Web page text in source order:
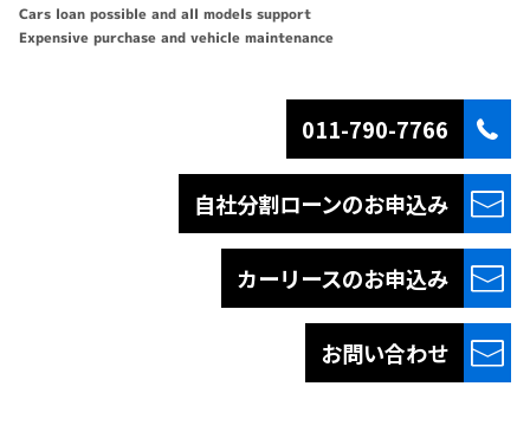
Cars loan possible and all models support
Expensive purchase and vehicle maintenance
011-790-7766
自社分割ローンのお申込み
カーリースのお申込み
お問い合わせ